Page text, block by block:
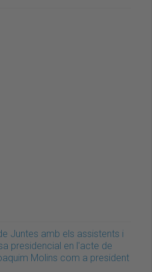
Juntes amb els assistents i
presidencial en l'acte de
Molins com a president